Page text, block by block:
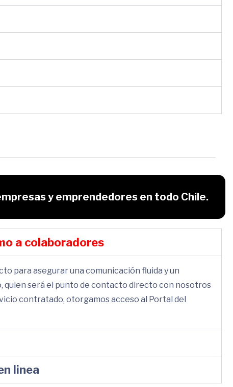
y emprendedores en todo Chile.
a colaboradores
para asegurar una comunicación fluida y un
quien será el punto de contacto directo con nosotros
contratado, otorgamos acceso al Portal del
linea